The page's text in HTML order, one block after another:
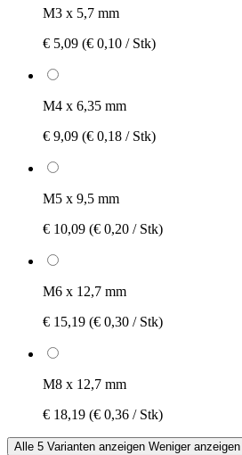
M3 x 5,7 mm
€ 5,09 (€ 0,10 / Stk)
M4 x 6,35 mm
€ 9,09 (€ 0,18 / Stk)
M5 x 9,5 mm
€ 10,09 (€ 0,20 / Stk)
M6 x 12,7 mm
€ 15,19 (€ 0,30 / Stk)
M8 x 12,7 mm
€ 18,19 (€ 0,36 / Stk)
Alle 5 Varianten anzeigen Weniger anzeigen